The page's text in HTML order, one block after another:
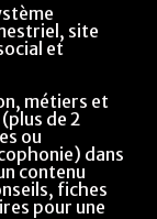
site
et
métiers et
de 2
ou
dans
contenu
fiches
pour une